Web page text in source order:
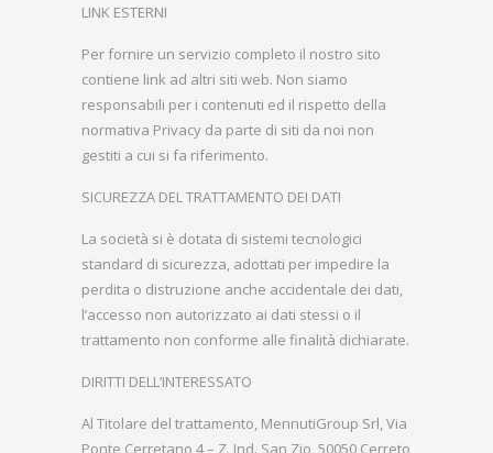
LINK ESTERNI
Per fornire un servizio completo il nostro sito
contiene link ad altri siti web. Non siamo
responsabili per i contenuti ed il rispetto della
normativa Privacy da parte di siti da noi non
gestiti a cui si fa riferimento.
SICUREZZA DEL TRATTAMENTO DEI DATI
La società si è dotata di sistemi tecnologici
standard di sicurezza, adottati per impedire la
perdita o distruzione anche accidentale dei dati,
l’accesso non autorizzato ai dati stessi o il
trattamento non conforme alle finalità dichiarate.
DIRITTI DELL’INTERESSATO
Al Titolare del trattamento, MennutiGroup Srl, Via
Ponte Cerretano 4 – Z. Ind. San Zio, 50050 Cerreto